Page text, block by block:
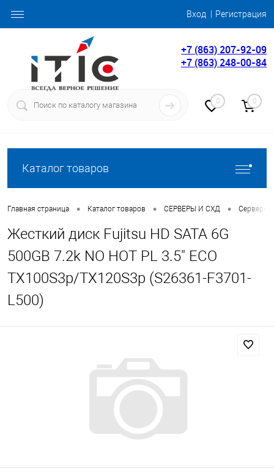
Вход Регистрация
+7 (863) 207-92-09
+7 (863) 248-00-84
0 0
Каталог товаров
Главная страница • Каталог товаров • СЕРВЕРЫ И СХД •
Жесткий диск Fujitsu HD SATA 6G
500GB 7.2k NO HOT PL 3.5" ECO
TX100S3p/TX120S3p (S26361-F3701-
L500)